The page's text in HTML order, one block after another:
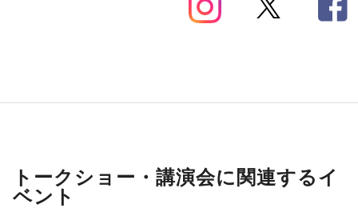
トークショー・講演会に関連するイ
ベント